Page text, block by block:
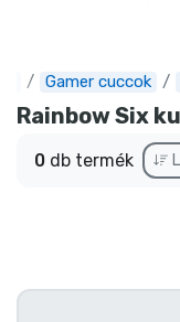
Gamer cuccok
Rainbow Six
0 db termék
Express
Outlet